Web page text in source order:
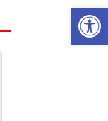
Abrir